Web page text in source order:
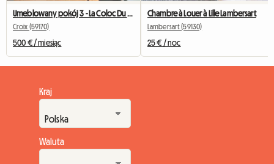
Croix (59170)
500 € / miesiąc
Chambre à Louer à Lille Lambersart
Lambersart (59130)
25 € / noc
Kraj
Waluta